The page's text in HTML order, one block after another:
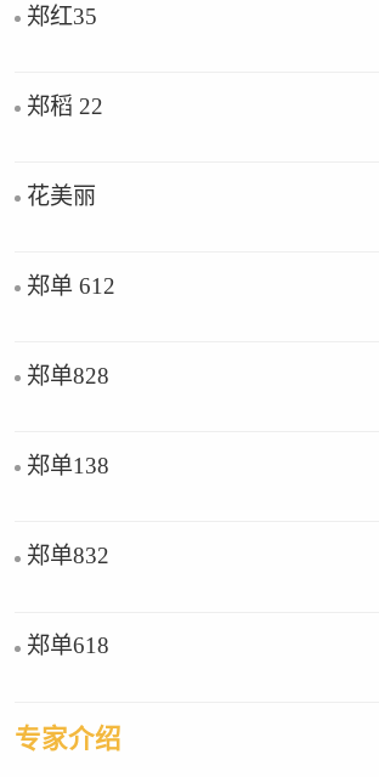
郑红35
郑稻 22
花美丽
郑单 612
郑单828
郑单138
郑单832
郑单618
专家介绍